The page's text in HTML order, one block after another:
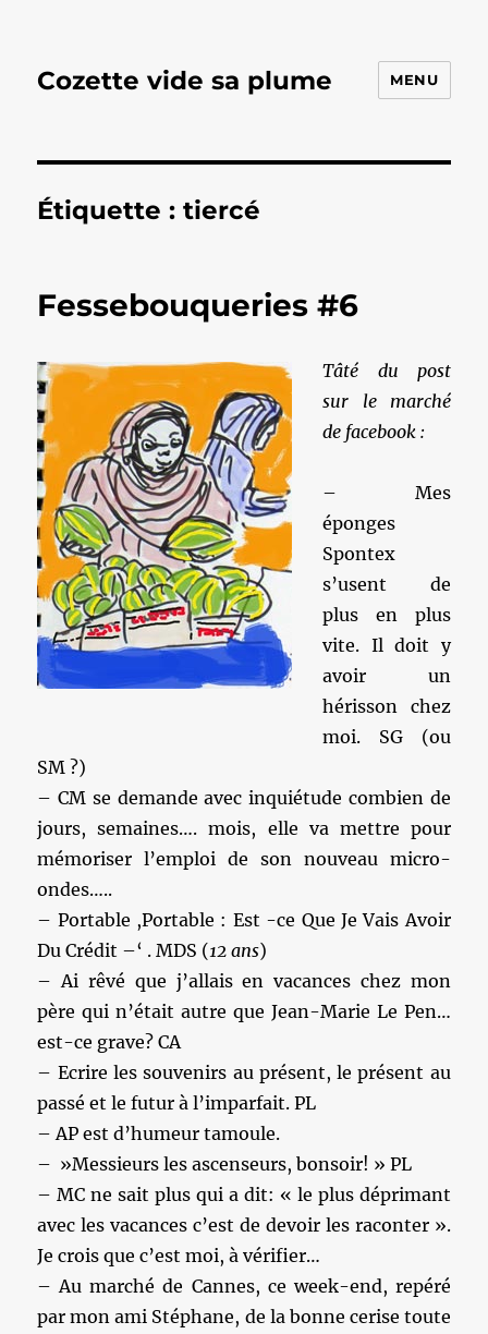
Cozette vide sa plume MENU
Étiquette :tiercé
Fessebouqueries #6
Tâté du post
sur le marché
de facebook :
– Mes
éponges
Spontex
s’usent de
plus en plus
vite. Il doit y
avoir un
hérisson chez
moi. SG (ou
SM ?)
– CM se demande avec inquiétude combien de
jours, semaines…. mois, elle va mettre pour
mémoriser l’emploi de son nouveau micro-
ondes…..
– Portable ,Portable : Est -ce Que Je Vais Avoir
Du Crédit –‘ . MDS (12 ans)
– Ai rêvé que j’allais en vacances chez mon
père qui n’était autre que Jean-Marie Le Pen…
est-ce grave? CA
– Ecrire les souvenirs au présent, le présent au
passé et le futur à l’imparfait. PL
– AP est d’humeur tamoule.
– ‎ »Messieurs les ascenseurs, bonsoir! » PL
– MC ne sait plus qui a dit: « le plus déprimant
avec les vacances c’est de devoir les raconter ».
Je crois que c’est moi, à vérifier…
– Au marché de Cannes, ce week-end, repéré
par mon ami Stéphane, de la bonne cerise toute